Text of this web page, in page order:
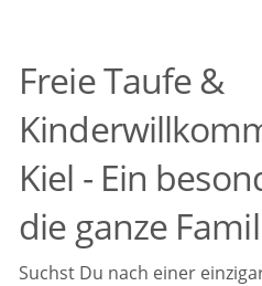
Freie Taufe &
Kiel - Ein
die ganze
Suchst Du nach einer